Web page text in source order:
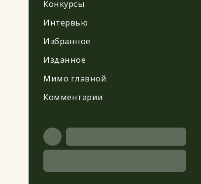
Конкурсы
Интервью
Избранное
Изданное
Мимо главной
Комментарии